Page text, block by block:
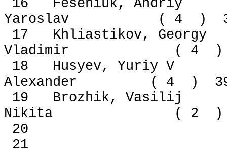
16 Feseniuk,
Yaroslav ( 4 )
17 Khliastikov,
Vladimir ( 4 )
18 Husyev,
Alexander ( 4 )
19 Brozhik,
Nikita ( 2 )